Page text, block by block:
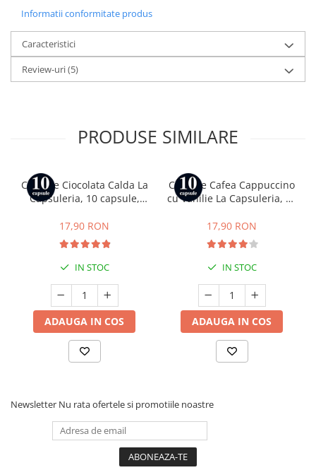
Informatii conformitate produs
Caracteristici
Review-uri(5)
PRODUSE SIMILARE
Capsule Ciocolata Calda La
Capsuleria, 10 capsule,
17,90 RON
IN STOC
ADAUGA IN COS
Capsule Cafea Cappuccino
cu Vanilie La Capsuleria, 10
Nespresso
17,90 RON
IN STOC
ADAUGA IN COS
Newsletter Nu rata ofertele si promotiile noastre